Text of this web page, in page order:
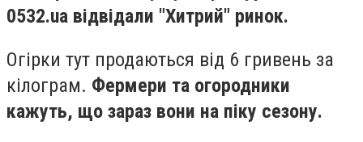
0532.ua відвідали "Хитрий" ринок.
Огірки тут продаються від 6 гривень за
кілограм. Фермери та огородники
кажуть, що зараз вони на піку сезону.